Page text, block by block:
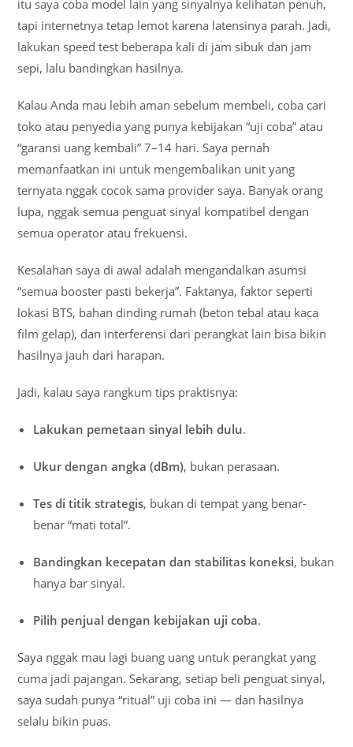
itu saya coba model lain yang sinyalnya kelihatan penuh,
tapi internetnya tetap lemot karena latensinya parah. Jadi,
lakukan speed test beberapa kali di jam sibuk dan jam
sepi, lalu bandingkan hasilnya.
Kalau Anda mau lebih aman sebelum membeli, coba cari
toko atau penyedia yang punya kebijakan “uji coba” atau
“garansi uang kembali” 7–14 hari. Saya pernah
memanfaatkan ini untuk mengembalikan unit yang
ternyata nggak cocok sama provider saya. Banyak orang
lupa, nggak semua penguat sinyal kompatibel dengan
semua operator atau frekuensi.
Kesalahan saya di awal adalah mengandalkan asumsi
“semua booster pasti bekerja”. Faktanya, faktor seperti
lokasi BTS, bahan dinding rumah (beton tebal atau kaca
film gelap), dan interferensi dari perangkat lain bisa bikin
hasilnya jauh dari harapan.
Jadi, kalau saya rangkum tips praktisnya:
Lakukan pemetaan sinyal lebih dulu.
Ukur dengan angka (dBm), bukan perasaan.
Tes di titik strategis, bukan di tempat yang benar-
benar “mati total”.
Bandingkan kecepatan dan stabilitas koneksi, bukan
hanya bar sinyal.
Pilih penjual dengan kebijakan uji coba.
Saya nggak mau lagi buang uang untuk perangkat yang
cuma jadi pajangan. Sekarang, setiap beli penguat sinyal,
saya sudah punya “ritual” uji coba ini — dan hasilnya
selalu bikin puas.